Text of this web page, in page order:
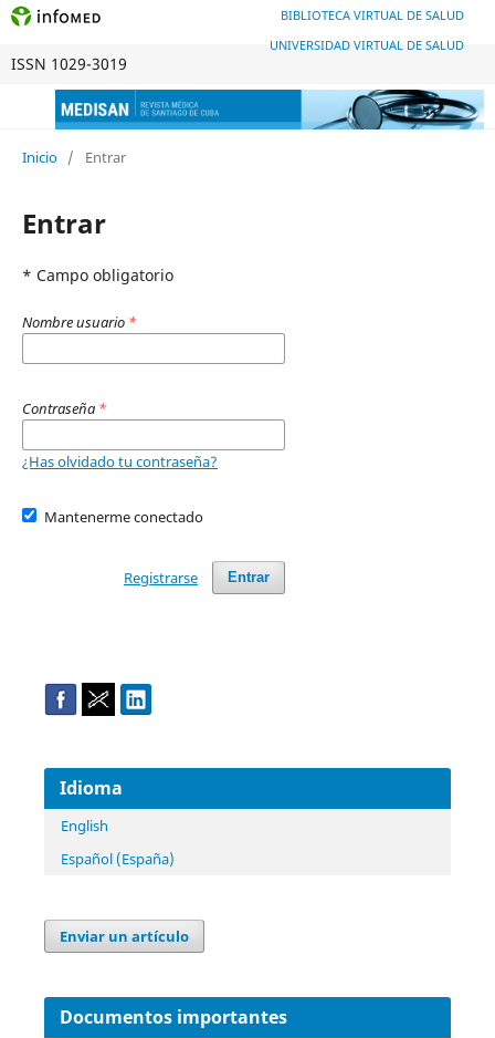
BIBLIOTECA VIRTUAL DE SALUD
UNIVERSIDAD VIRTUAL DE SALUD
ISSN 1029-3019
Inicio / Entrar
Entrar
* Campo obligatorio
Nombre usuario *
Contraseña *
¿Has olvidado tu contraseña?
Mantenerme conectado
Entrar
Registrarse
Idioma
English
Español (España)
Enviar un artículo
Documentos importantes